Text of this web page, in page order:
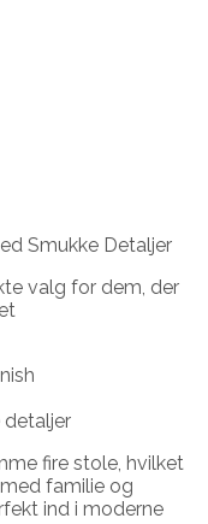
Smukke Detaljer
valg for dem, der
detaljer
fire stole, hvilket
familie og
ind i moderne